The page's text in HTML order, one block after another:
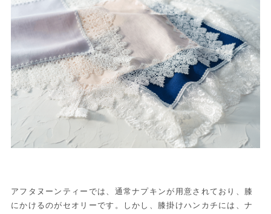
アフタヌーンティーでは、通常ナプキンが用意されており、膝
にかけるのがセオリーです。しかし、膝掛けハンカチには、ナ